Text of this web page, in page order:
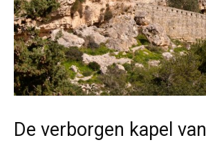
De verborgen kapel van